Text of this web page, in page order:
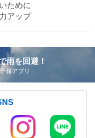
ために
アップ
雨を回避！
報アプリ